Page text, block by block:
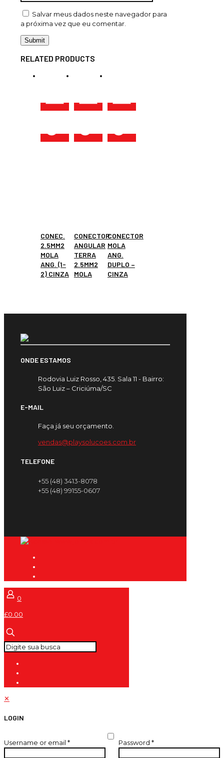
Salvar meus dados neste navegador para
a próxima vez que eu comentar.
RELATED PRODUCTS
CONEC.
2.5MM2
MOLA
ANG. (1-
2) CINZA
CONECTOR
ANGULAR
TERRA
2.5MM2
MOLA
CONECTOR
MOLA
ANG.
DUPLO –
CINZA
ONDE ESTAMOS
Rodovia Luiz Rosso, 435. Sala 11 - Bairro:
São Luiz – Criciúma/SC
E-MAIL
Faça já seu orçamento.
vendas@playsolucoes.com.br
TELEFONE
+55 (48) 3413-8078
+55 (48) 99155-0607
0
£0.00
✕
LOGIN
Username or email * Password *